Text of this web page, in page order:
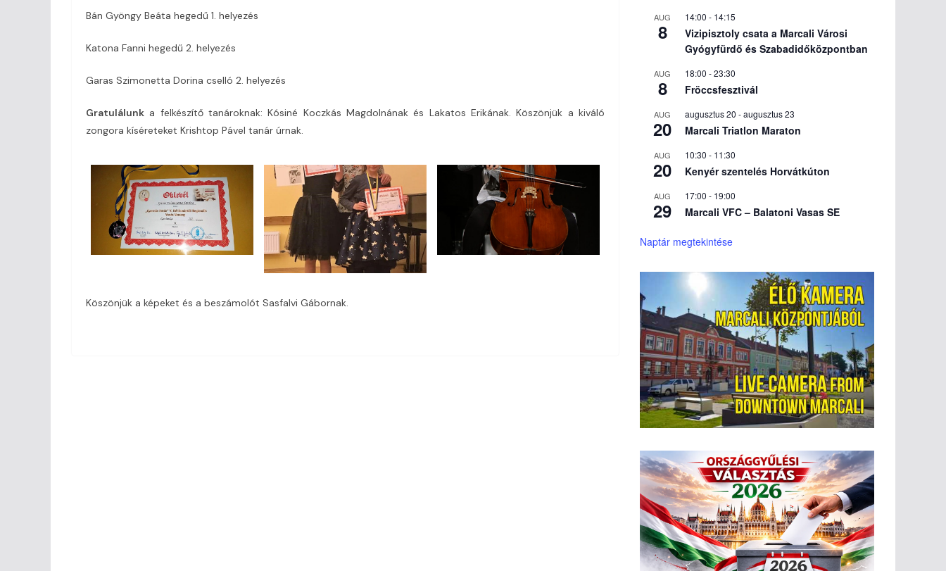
Bán Gyöngy Beáta hegedű 1. helyezés
Katona Fanni hegedű 2. helyezés
Garas Szimonetta Dorina cselló 2. helyezés
Gratulálunk a felkészítő tanároknak: Kósiné Koczkás Magdolnának és Lakatos Erikának. Köszönjük a kiváló
zongora kíséreteket Krishtop Pável tanár úrnak.
Köszönjük a képeket és a beszámolót Sasfalvi Gábornak.
AUG
8
14:00 - 14:15
Vizipisztoly csata a Marcali Városi
Gyógyfürdő és Szabadidőközpontban
AUG
8
18:00 -23:30
Fröccsfesztivál
AUG
20
augusztus 20 -augusztus 23
Marcali Triatlon Maraton
AUG
20
10:30 - 11:30
Kenyér szentelés Horvátkúton
AUG
29
17:00 - 19:00
Marcali VFC – Balatoni Vasas SE
Naptár megtekintése